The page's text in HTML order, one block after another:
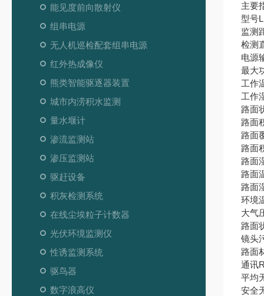
能见度前向散射仪
组串电源
无人机巡检配套组串电源
红外热成像仪
熊类智能驱逐器装置
城市内涝积水监测
量水堰计
渗流监测站
渗压监测站
驱赶设备
积灰检测系统
在线尘埃粒子计数器
光伏环境监测仪
性诱监测系统
驱鸟器
数字浪高仪
主要
型号
监测
检测
电源
最大
工作
工作
路面
路面
路面
路面
路面
路面
路面
环境
大气
路面
镜头
路面
通讯
平均
安全